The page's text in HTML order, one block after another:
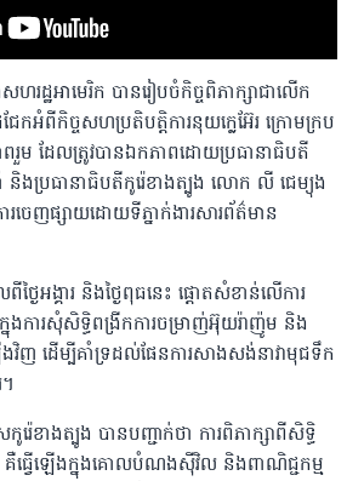
ហរដ្ឋអាមេរិក បានរៀបចំកិច្ចពិភាក្សាជាលើក
ែកអំពីកិច្ចសហប្រតិបត្តិការនុយក្លេអ៊ែរ ក្រោមក្រប
ពរួម ដែលត្រូវបានឯកភាពដោយប្រធានាធិបតី
ងប្រធានាធិបតីកូរ៉េខាងត្បូង លោក លី ជេម្យុង
រចេញផ្សាយដោយទីភ្នាក់ងារសារព័ត៌មាន
ថ្ងៃអង្គារ និងថ្ងៃពុធនេះ ផ្តោតសំខាន់លើការ
ងការសុំសិទ្ធិពង្រីកការចម្រាញ់អ៊ុយរ៉ាញ៉ូម និង
ឡើងវិញ ដើម្បីគាំទ្រដល់ផែនការសាងសង់នាវាមុជទឹក
រ៉េខាងត្បូង បានបញ្ជាក់ថា ការពិភាក្សាពីសិទ្ធិ
គឺធ្វើឡើងក្នុងគោលបំណងស៊ីវិល និងពាណិជ្ជកម្ម